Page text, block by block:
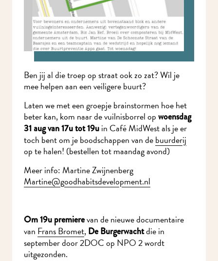
Ben jij al die troep op straat ook zo zat? Wil je
mee helpen aan een veiligere buurt?
Laten we met een groepje brainstormen hoe het
beter kan, kom naar de vuilnisborrel opwoensdag
31 aug van 17u tot 19uin Café MidWest als je er
toch bent om je boodschappen van debuurderij
op te halen! (bestellen tot maandag avond)
Meer info: Martine Zwijnenberg
Martine@goodhabitsdevelopment.nl
Om 19u premierevan de nieuwe documentaire
van Frans Bromet,De Burgerwachtdie in
september door 2DOC op NPO 2 wordt
uitgezonden.